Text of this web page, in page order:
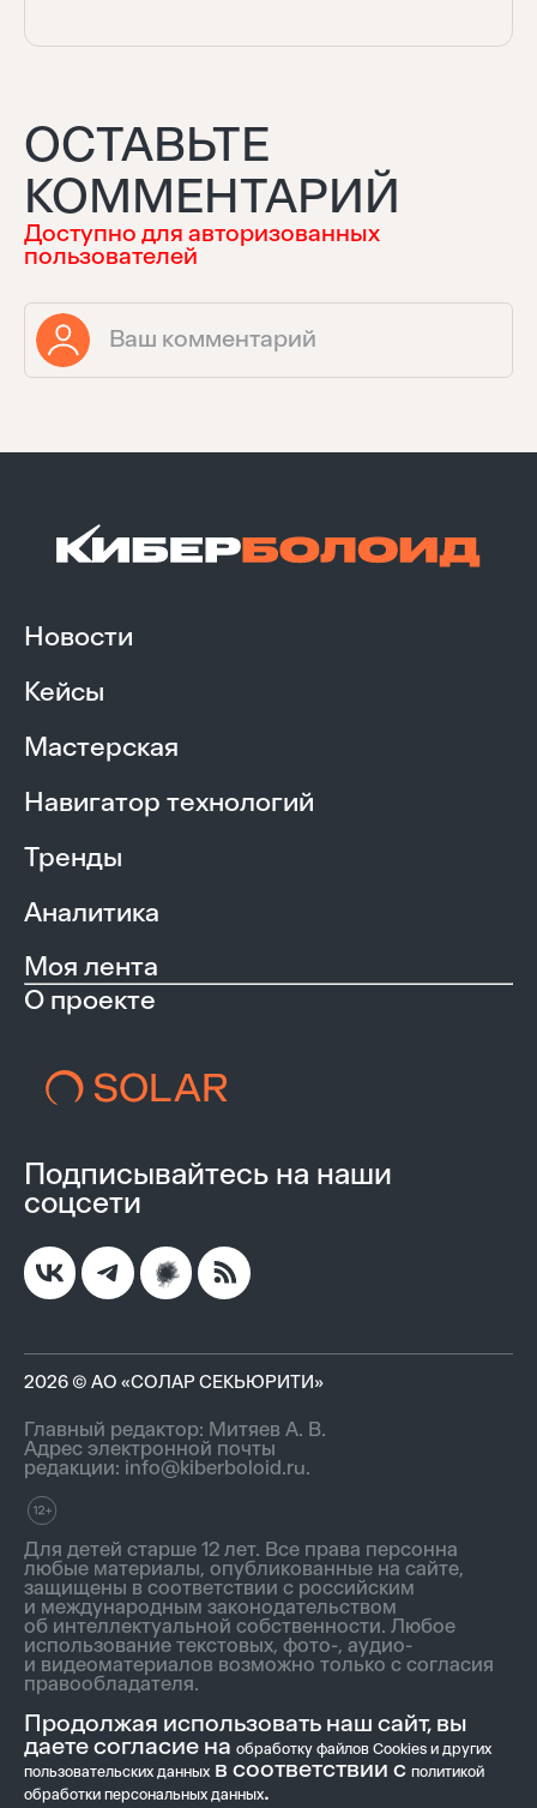
Найти
ОСТАВЬТЕ
КОММЕНТАРИЙ
Доступно для авторизованных
пользователей
Новости
Кейсы
Мастерская
Навигатор технологий
Тренды
Аналитика
Моя лента
О проекте
Подписывайтесь на наши
соцсети
2026 © АО «СОЛАР СЕКЬЮРИТИ»
Главный редактор: Митяев А. В.
Адрес электронной почты
редакции: info@kiberboloid.ru.
Для детей старше 12 лет. Все права персонна
любые материалы, опубликованные на сайте,
защищены в соответствии с российским
и международным законодательством
об интеллектуальной собственности. Любое
использование текстовых, фото-, аудио-
и видеоматериалов возможно только с согласия
правообладателя.
Продолжая использовать наш сайт, вы
даете согласие на обработку файлов Cookies и других
пользовательских данныхв соответствии с политикой
обработки персональных данных.